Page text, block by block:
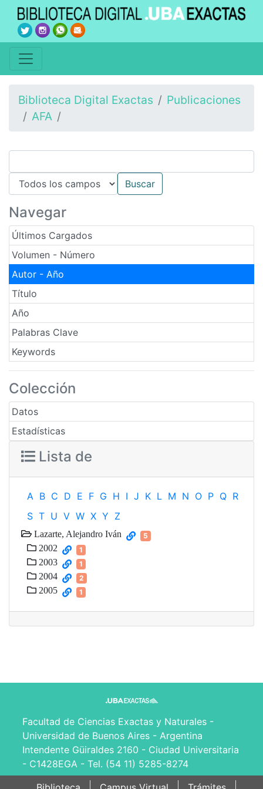
Biblioteca Digital Exactas
Publicaciones
AFA
Navegar
Últimos Cargados
Volumen - Número
Autor - Año
Título
Año
Palabras Clave
Keywords
Colección
Datos
Estadísticas
Lista de
A B C D E F G H I J K L M N O P Q R
S T U V W X Y Z
Lazarte, Alejandro Iván 5
2002 1
2003 1
2004 2
2005 1
Facultad de Ciencias Exactas y Naturales -
Universidad de Buenos Aires - Argentina
Intendente Güiraldes 2160 - Ciudad Universitaria
- C1428EGA - Tel. (54 11) 5285-8274